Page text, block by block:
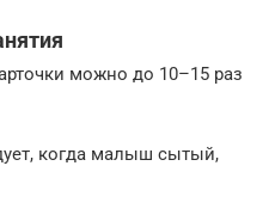
можно до 10–15 раз
когда малыш сытый,